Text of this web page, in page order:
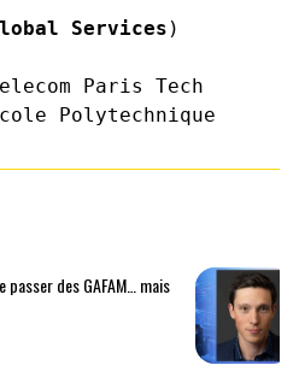
Services )
Paris Tech
Polytechnique
passer des GAFAM… mais